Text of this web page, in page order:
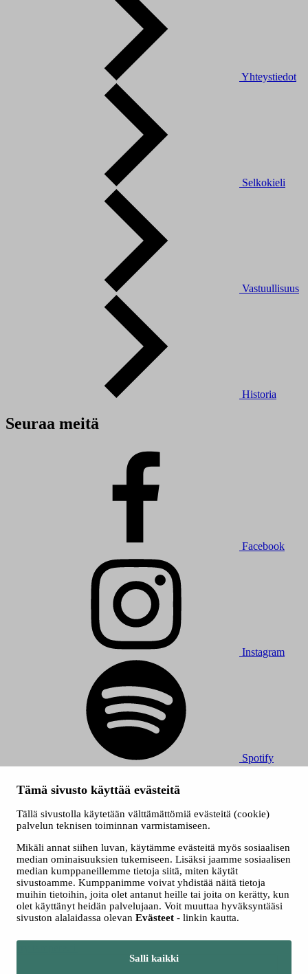
Tämä sivusto käyttää evästeitä
Tällä sivustolla käytetään välttämättömiä evästeitä (cookie)
palvelun teknisen toiminnan varmistamiseen.
Mikäli annat siihen luvan, käytämme evästeitä myös sosiaalisen
median ominaisuuksien tukemiseen. Lisäksi jaamme sosiaalisen
median kumppaneillemme tietoja siitä, miten käytät
sivustoamme. Kumppanimme voivat yhdistää näitä tietoja
muihin tietoihin, joita olet antanut heille tai joita on kerätty, kun
olet käyttänyt heidän palvelujaan. Voit muuttaa hyväksyntääsi
sivuston alalaidassa olevan Evästeet - linkin kautta.
Salli kaikki
Yhteystiedot
Selkokieli
Vastuullisuus
Historia
Seuraa meitä
Facebook
Instagram
Spotify
Kaikki oikeudet muutoksiin pidätetään.
Saavutettavuusseloste
Tietosuojaselosteet